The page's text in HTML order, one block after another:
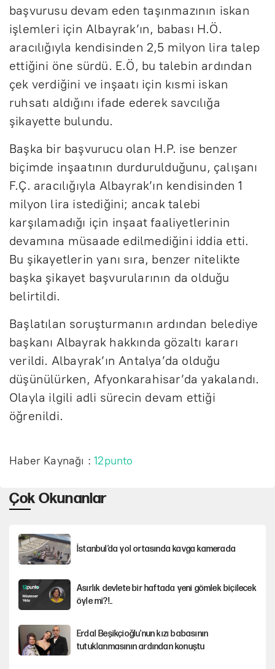
başvurusu devam eden taşınmazının iskan
işlemleri için Albayrak’ın, babası H.Ö.
aracılığıyla kendisinden 2,5 milyon lira talep
ettiğini öne sürdü. E.Ö, bu talebin ardından
çek verdiğini ve inşaatı için kısmi iskan
ruhsatı aldığını ifade ederek savcılığa
şikayette bulundu.
Başka bir başvurucu olan H.P. ise benzer
biçimde inşaatının durdurulduğunu, çalışanı
F.Ç. aracılığıyla Albayrak’ın kendisinden 1
milyon lira istediğini; ancak talebi
karşılamadığı için inşaat faaliyetlerinin
devamına müsaade edilmediğini iddia etti.
Bu şikayetlerin yanı sıra, benzer nitelikte
başka şikayet başvurularının da olduğu
belirtildi.
Başlatılan soruşturmanın ardından belediye
başkanı Albayrak hakkında gözaltı kararı
verildi. Albayrak’ın Antalya’da olduğu
düşünülürken, Afyonkarahisar’da yakalandı.
Olayla ilgili adli sürecin devam ettiği
öğrenildi.
Haber Kaynağı :12punto
Çok Okunanlar
İstanbul’da yol ortasında kavga kamerada
Asırlık devlete bir haftada yeni gömlek biçilecek
öyle mi?!..
Erdal Beşikçioğlu'nun kızı babasının
tutuklanmasının ardından konuştu